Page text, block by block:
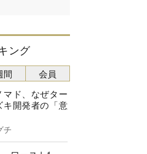
ング
ド、なぜター
開発者の「意
チ
間 会員